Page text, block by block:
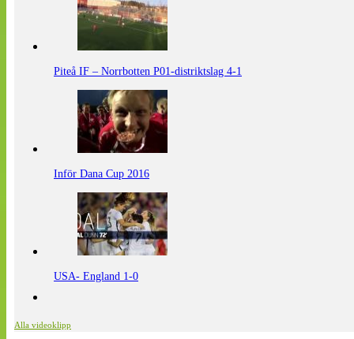
Piteå IF – Norrbotten P01-distriktslag 4-1
Inför Dana Cup 2016
USA- England 1-0
Alla videoklipp